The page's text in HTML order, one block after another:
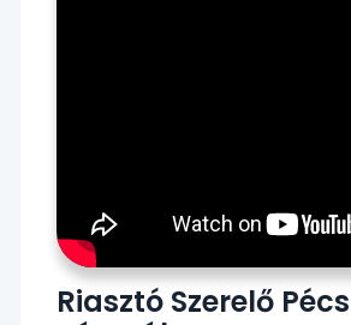
Riasztó Szerelő Pécs